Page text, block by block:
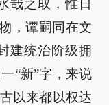
哉之取，惟日
，谭嗣同在文
建统治阶级拥
“新”字，来说
以来都以权达